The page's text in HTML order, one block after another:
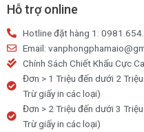
Hỗ trợ online
Hotline đặt hàng 1:
Email:
Chính Sách Chiết Khấu Cực
Đơn > 1 Triệu đến dưới 2
Trừ giấy in các loại)
Đơn > 2 Triệu đến dưới 3
Trừ giấy in các loại)